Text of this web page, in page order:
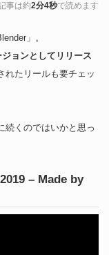
事は約2分4秒で読めます
」。
ョンとしてリリース
れたリールも要チェッ
くのではいかと思っ
– Made by